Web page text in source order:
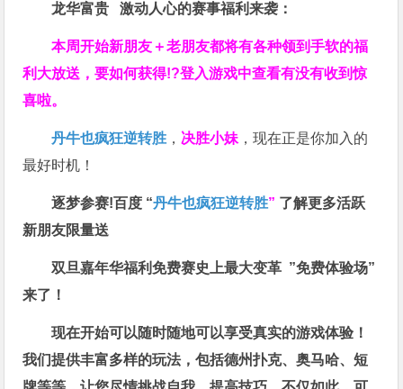
龙华富贵 激动人心的赛事福利来袭：
本周开始新朋友＋老朋友都将有各种领到手软的福
利大放送，要如何获得!?登入游戏中查看有没有收到惊
喜啦。
丹牛也疯狂逆转胜，决胜小妹，现在正是你加入的
最好时机！
逐梦参赛!百度 “丹牛也疯狂逆转胜” 了解更多活跃
新朋友限量送
双旦嘉年华福利免费赛史上最大变革 ”免费体验场”
来了！
现在开始可以随时随地可以享受真实的游戏体验！
我们提供丰富多样的玩法，包括德州扑克、奥马哈、短